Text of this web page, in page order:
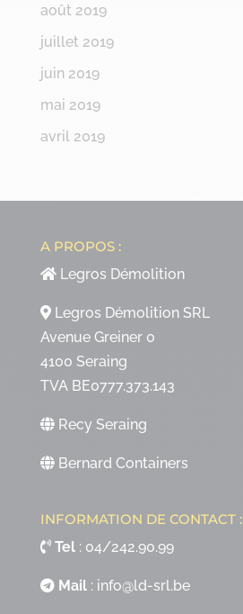
août 2019
juillet 2019
juin 2019
mai 2019
avril 2019
A PROPOS :
Legros Démolition
Legros Démolition SRL
Avenue Greiner 0
4100 Seraing
TVA BE0777.373.143
Recy Seraing
Bernard Containers
INFORMATION DE CONTACT :
Tel: 04/242.90.99
Mail: info@ld-srl.be